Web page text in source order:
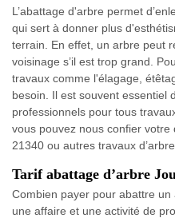
L’abattage d'arbre permet
qui sert à donner plus
terrain. En effet, un arbre peut
voisinage s’il est trop grand.
travaux comme l'élagage,
besoin. Il est souvent essentiel
professionnels pour tous
vous pouvez nous confier
21340 ou autres travaux
Tarif abattage d’arbre
Combien payer pour abattre un
une affaire et une activité de